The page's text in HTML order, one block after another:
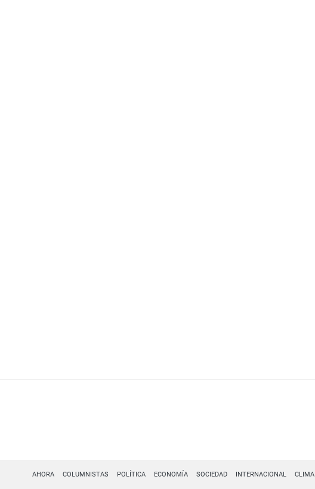
AHORA COLUMNISTAS POLÍTICA ECONOMÍA SOCIEDAD INTERNACIONAL CLIMA